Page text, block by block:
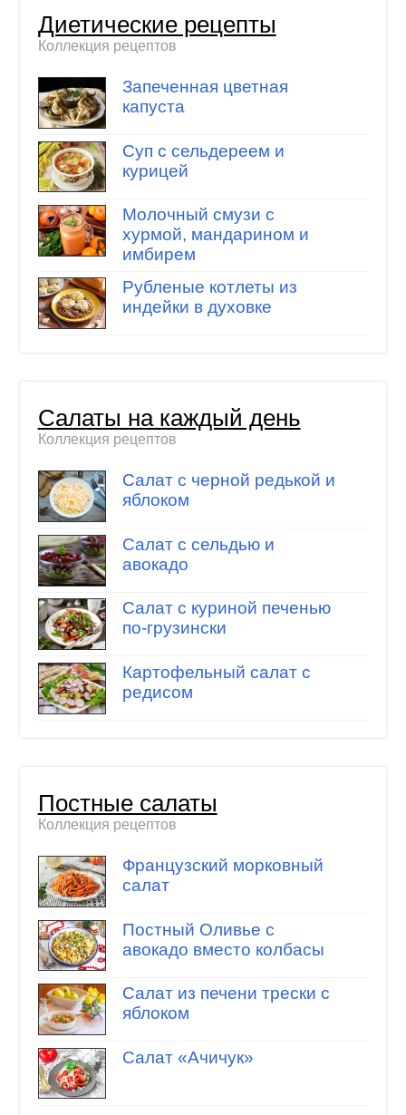
Диетические рецепты
Коллекция рецептов
Запеченная цветная
капуста
Суп с сельдереем и
курицей
Молочный смузи с
хурмой, мандарином и
имбирем
Рубленые котлеты из
индейки в духовке
Салаты на каждый день
Коллекция рецептов
Салат с черной редькой и
яблоком
Салат с сельдью и
авокадо
Салат с куриной печенью
по-грузински
Картофельный салат с
редисом
Постные салаты
Коллекция рецептов
Французский морковный
салат
Постный Оливье с
авокадо вместо колбасы
Салат из печени трески с
яблоком
Салат «Ачичук»